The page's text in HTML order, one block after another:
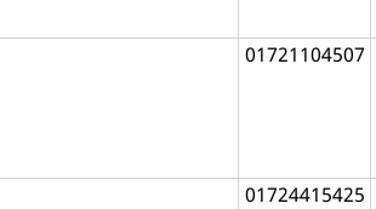
01721104507
01724415425